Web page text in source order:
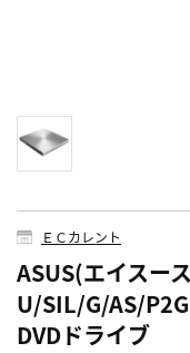
ＥＣカレント
ASUS(エイスー
U/SIL/G/AS/
DVDドライブ